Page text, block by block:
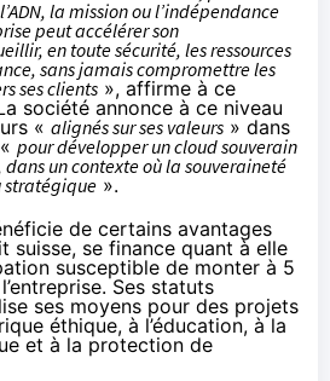
la mission ou l’indépendance
peut accélérer son
en toute sécurité, les ressources
sans jamais compromettre les
ses clients », affirme à ce
société annonce à ce niveau
« alignés sur ses valeurs » dans
pour développer un cloud souverain
un contexte où la souveraineté
stratégique ».
de certains avantages
suisse, se finance quant à elle
susceptible de monter à 5
Ses statuts
ses moyens pour des projets
éthique, à l’éducation, à la
et à la protection de